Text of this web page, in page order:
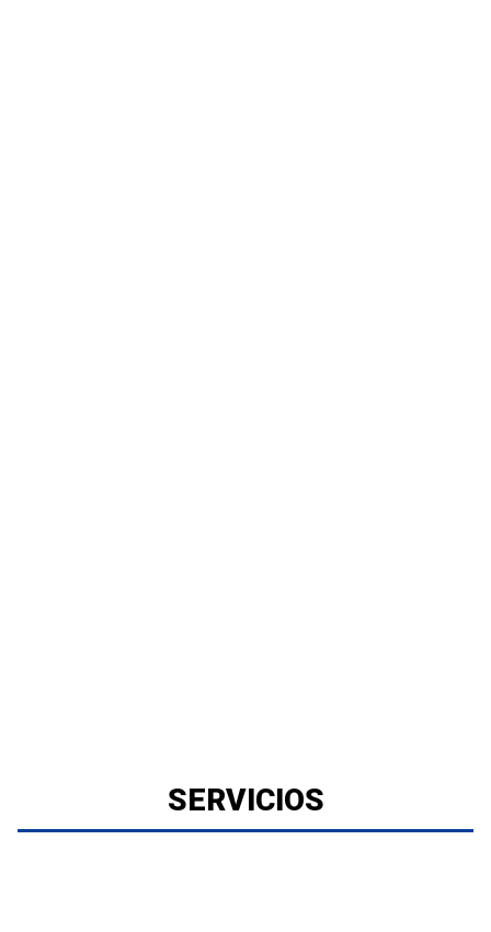
SERVICIOS